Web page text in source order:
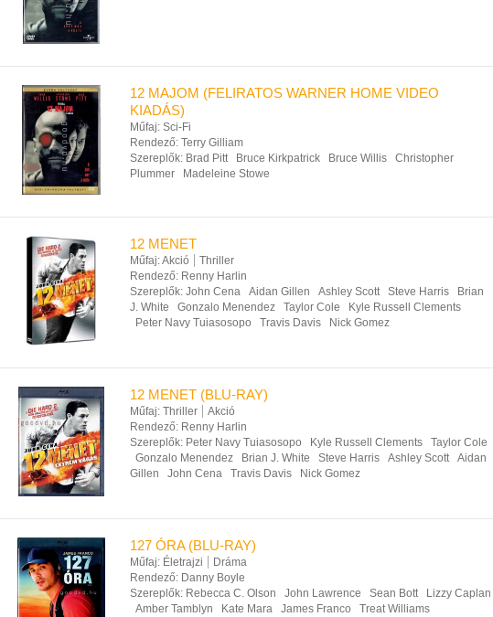
12 MAJOM (FELIRATOS WARNER HOME VIDEO
KIADÁS)
Műfaj: Sci-Fi
Rendező: Terry Gilliam
Szereplők: Brad Pitt Bruce Kirkpatrick Bruce Willis
Christopher
Plummer
Madeleine Stowe
12 MENET
Műfaj:Akció
Thriller
Rendező: Renny Harlin
Szereplők: John Cena Aidan Gillen Ashley Scott Steve Harris
Brian
J. White
Gonzalo Menendez Taylor Cole
Kyle Russell Clements
Peter Navy Tuiasosopo
Travis Davis Nick Gomez
12 MENET (BLU-RAY)
Műfaj: Thriller
Akció
Rendező: Renny Harlin
Szereplők: Peter Navy Tuiasosopo Kyle Russell Clements
Taylor Cole
Gonzalo Menendez
Brian J. White Steve Harris Ashley Scott
Aidan
Gillen
John Cena Travis Davis Nick Gomez
127 ÓRA (BLU-RAY)
Műfaj: Életrajzi
Dráma
Rendező: Danny Boyle
Szereplők: Rebecca C. Olson John Lawrence Sean Bott
Lizzy Caplan
Amber Tamblyn
Kate Mara James Franco Treat Williams